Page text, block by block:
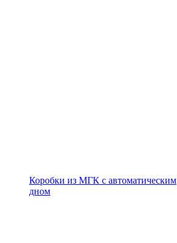
Коробки из МГК с автоматическим
дном